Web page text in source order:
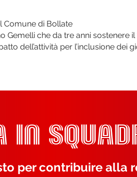
Comune di Bollate
che da tre anni sostenere
dell’attività per l’inclusione dei
IN
per contribuire alla